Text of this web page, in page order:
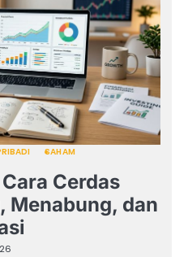
SAHAM
Cerdas
Menabung, dan